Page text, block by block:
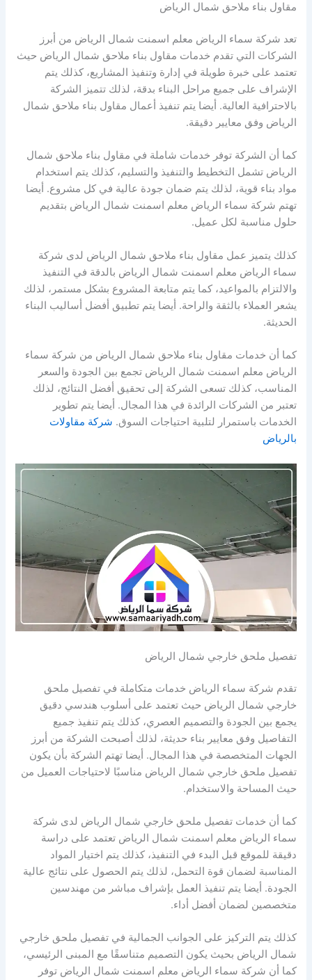
مقاول بناء ملاحق شمال الرياض
تعد شركة سماء الرياض معلم اسمنت شمال الرياض من أبرز
الشركات التي تقدم خدمات مقاول بناء ملاحق شمال الرياض حيث
تعتمد على خبرة طويلة في إدارة وتنفيذ المشاريع، كذلك يتم
الإشراف على جميع مراحل البناء بدقة، لذلك تتميز الشركة
بالاحترافية العالية. أيضا يتم تنفيذ أعمال مقاول بناء ملاحق شمال
الرياض وفق معايير دقيقة.
كما أن الشركة توفر خدمات شاملة في مقاول بناء ملاحق شمال
الرياض تشمل التخطيط والتنفيذ والتسليم، كذلك يتم استخدام
مواد بناء قوية، لذلك يتم ضمان جودة عالية في كل مشروع. أيضا
تهتم شركة سماء الرياض معلم اسمنت شمال الرياض بتقديم
حلول مناسبة لكل عميل.
كذلك يتميز عمل مقاول بناء ملاحق شمال الرياض لدى شركة
سماء الرياض معلم اسمنت شمال الرياض بالدقة في التنفيذ
والالتزام بالمواعيد، كما يتم متابعة المشروع بشكل مستمر، لذلك
يشعر العملاء بالثقة والراحة. أيضا يتم تطبيق أفضل أساليب البناء
الحديثة.
كما أن خدمات مقاول بناء ملاحق شمال الرياض من شركة سماء
الرياض معلم اسمنت شمال الرياض تجمع بين الجودة والسعر
المناسب، كذلك تسعى الشركة إلى تحقيق أفضل النتائج، لذلك
تعتبر من الشركات الرائدة في هذا المجال. أيضا يتم تطوير
الخدمات باستمرار لتلبية احتياجات السوق. شركة مقاولات
بالرياض
تفصيل ملحق خارجي شمال الرياض
تقدم شركة سماء الرياض خدمات متكاملة في تفصيل ملحق
خارجي شمال الرياض حيث تعتمد على أسلوب هندسي دقيق
يجمع بين الجودة والتصميم العصري، كذلك يتم تنفيذ جميع
التفاصيل وفق معايير بناء حديثة، لذلك أصبحت الشركة من أبرز
الجهات المتخصصة في هذا المجال. أيضا تهتم الشركة بأن يكون
تفصيل ملحق خارجي شمال الرياض مناسبًا لاحتياجات العميل من
حيث المساحة والاستخدام.
كما أن خدمات تفصيل ملحق خارجي شمال الرياض لدى شركة
سماء الرياض معلم اسمنت شمال الرياض تعتمد على دراسة
دقيقة للموقع قبل البدء في التنفيذ، كذلك يتم اختيار المواد
المناسبة لضمان قوة التحمل، لذلك يتم الحصول على نتائج عالية
الجودة. أيضا يتم تنفيذ العمل بإشراف مباشر من مهندسين
متخصصين لضمان أفضل أداء.
كذلك يتم التركيز على الجوانب الجمالية في تفصيل ملحق خارجي
شمال الرياض بحيث يكون التصميم متناسقًا مع المبنى الرئيسي،
كما أن شركة سماء الرياض معلم اسمنت شمال الرياض توفر